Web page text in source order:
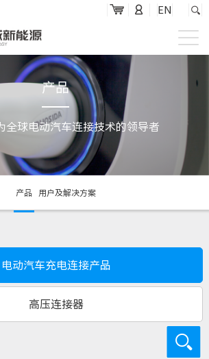
EN
产品
全球电动汽车连接技术的领导者
产品 用户及解决方案
电动汽车充电连接产品
高压连接器